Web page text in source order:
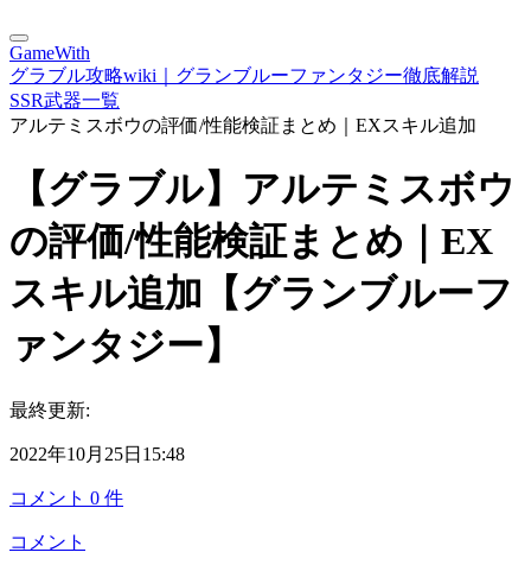
GameWith
グラブル攻略wiki｜グランブルーファンタジー徹底解説
SSR武器一覧
アルテミスボウの評価/性能検証まとめ｜EXスキル追加
【グラブル】アルテミスボウ
の評価/性能検証まとめ｜EX
スキル追加【グランブルーフ
ァンタジー】
最終更新:
2022年10月25日15:48
コメント 0 件
コメント